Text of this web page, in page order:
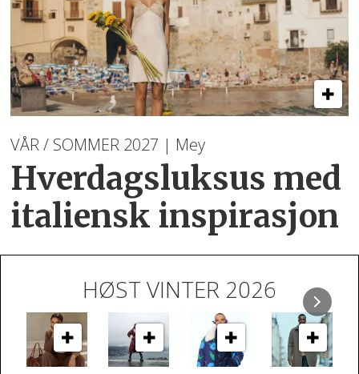
VÅR / SOMMER 2027 | Mey
Hverdagsluksus med
italiensk inspirasjon
HØST VINTER 2026